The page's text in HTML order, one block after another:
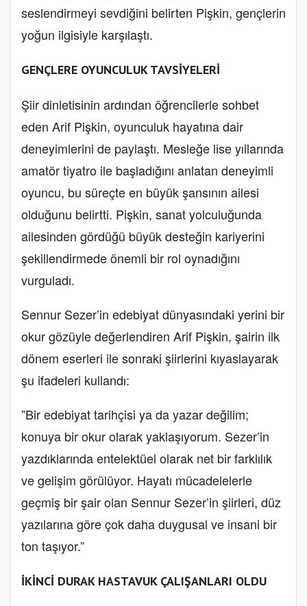
seslendirmeyi sevdiğini belirten Pişkin, gençlerin
yoğun ilgisiyle karşılaştı.
GENÇLERE OYUNCULUK TAVSİYELERİ
Şiir dinletisinin ardından öğrencilerle sohbet
eden Arif Pişkin, oyunculuk hayatına dair
deneyimlerini de paylaştı. Mesleğe lise yıllarında
amatör tiyatro ile başladığını anlatan deneyimli
oyuncu, bu süreçte en büyük şansının ailesi
olduğunu belirtti. Pişkin, sanat yolculuğunda
ailesinden gördüğü büyük desteğin kariyerini
şekillendirmede önemli bir rol oynadığını
vurguladı.
Sennur Sezer’in edebiyat dünyasındaki yerini bir
okur gözüyle değerlendiren Arif Pişkin, şairin ilk
dönem eserleri ile sonraki şiirlerini kıyaslayarak
şu ifadeleri kullandı:
”Bir edebiyat tarihçisi ya da yazar değilim;
konuya bir okur olarak yaklaşıyorum. Sezer’in
yazdıklarında entelektüel olarak net bir farklılık
ve gelişim görülüyor. Hayatı mücadelelerle
geçmiş bir şair olan Sennur Sezer’in şiirleri, düz
yazılarına göre çok daha duygusal ve insani bir
ton taşıyor.”
İKİNCİ DURAK HASTAVUK ÇALIŞANLARI OLDU